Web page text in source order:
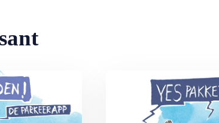
kan duur uitpakken Lees meer over De